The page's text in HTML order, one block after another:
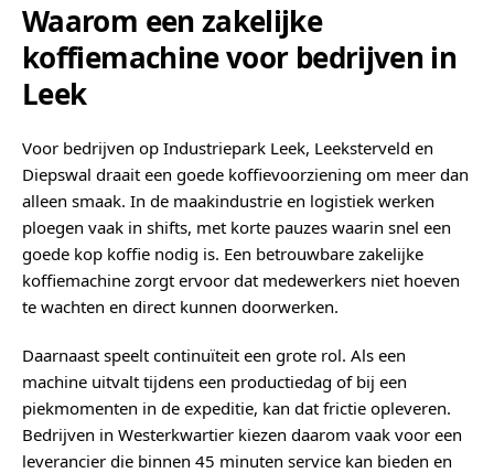
Waarom een zakelijke
koffiemachine voor bedrijven in
Leek
Voor bedrijven op Industriepark Leek, Leeksterveld en
Diepswal draait een goede koffievoorziening om meer dan
alleen smaak. In de maakindustrie en logistiek werken
ploegen vaak in shifts, met korte pauzes waarin snel een
goede kop koffie nodig is. Een betrouwbare zakelijke
koffiemachine zorgt ervoor dat medewerkers niet hoeven
te wachten en direct kunnen doorwerken.
Daarnaast speelt continuïteit een grote rol. Als een
machine uitvalt tijdens een productiedag of bij een
piekmomenten in de expeditie, kan dat frictie opleveren.
Bedrijven in Westerkwartier kiezen daarom vaak voor een
leverancier die binnen 45 minuten service kan bieden en